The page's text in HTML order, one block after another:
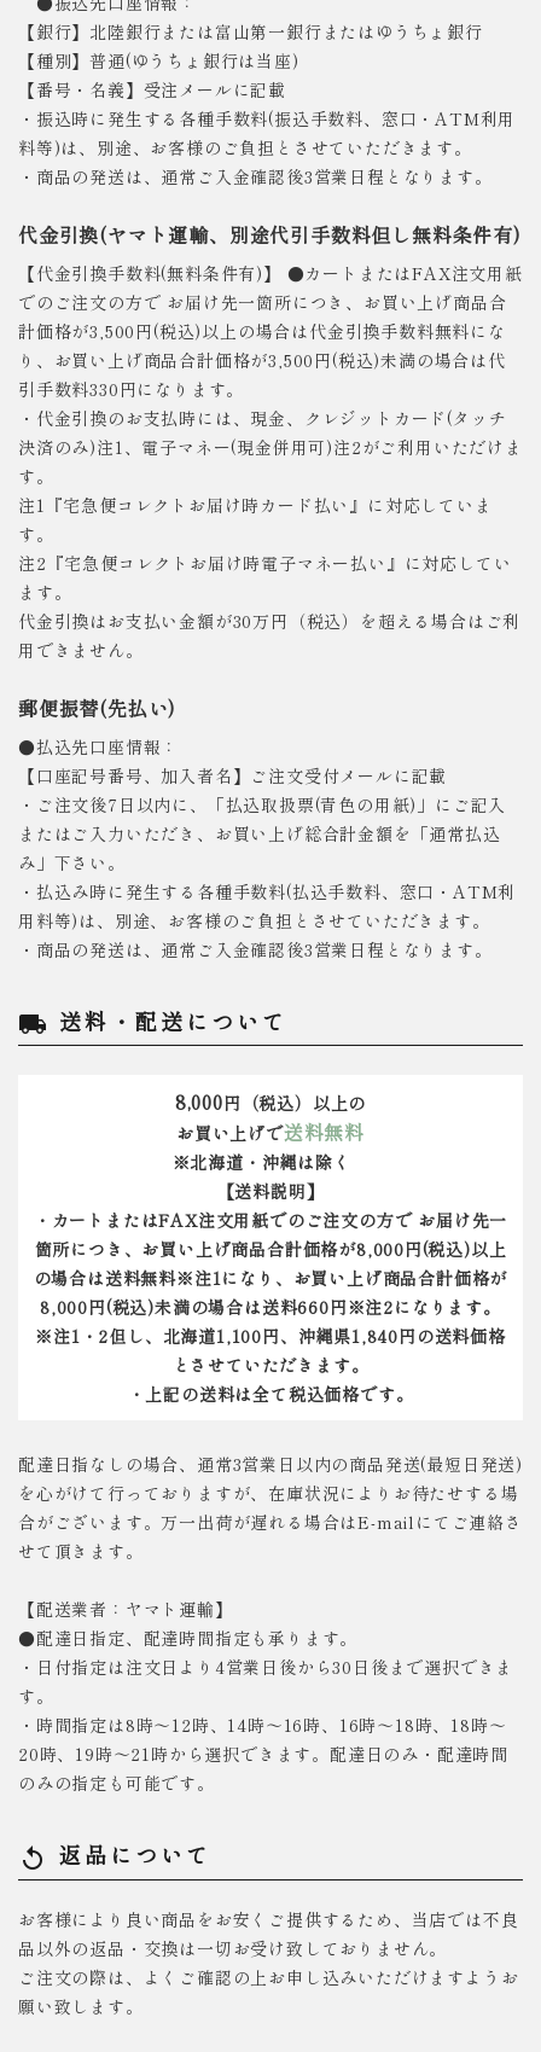
【銀行】北陸銀行または富山第一銀行またはゆうちょ銀行
【種別】普通(ゆうちょ銀行は当座)
【番号・名義】受注メールに記載
・振込時に発生する各種手数料(振込手数料、窓口・ATM利用
料等)は、別途、お客様のご負担とさせていただきます。
・商品の発送は、通常ご入金確認後3営業日程となります。
代金引換(ヤマト運輸、別途代引手数料但し無料条件有)
【代金引換手数料(無料条件有)】 ●カートまたはFAX注文用紙
でのご注文の方で お届け先一箇所につき、お買い上げ商品合
計価格が3,500円(税込)以上の場合は代金引換手数料無料にな
り、お買い上げ商品合計価格が3,500円(税込)未満の場合は代
引手数料330円になります。
・代金引換のお支払時には、現金、クレジットカード(タッチ
決済のみ)注1、電子マネー(現金併用可)注2がご利用いただけま
す。
注1『宅急便コレクトお届け時カード払い』に対応していま
す。
注2『宅急便コレクトお届け時電子マネー払い』に対応してい
ます。
代金引換はお支払い金額が30万円（税込）を超える場合はご利
用できません。
郵便振替(先払い)
●払込先口座情報：
【口座記号番号、加入者名】ご注文受付メールに記載
・ご注文後7日以内に、「払込取扱票(青色の用紙)」にご記入
またはご入力いただき、お買い上げ総合計金額を「通常払込
み」下さい。
・払込み時に発生する各種手数料(払込手数料、窓口・ATM利
用料等)は、別途、お客様のご負担とさせていただきます。
・商品の発送は、通常ご入金確認後3営業日程となります。
local_shipping 送料・配送について
8,000円（税込）以上の
お買い上げで送料無料
※北海道・沖縄は除く
【送料説明】
・カートまたはFAX注文用紙でのご注文の方で お届け先一
箇所につき、お買い上げ商品合計価格が8,000円(税込)以上
の場合は送料無料※注1になり、お買い上げ商品合計価格が
8,000円(税込)未満の場合は送料660円※注2になります。
※注1・2但し、北海道1,100円、沖縄県1,840円の送料価格
とさせていただきます。
・上記の送料は全て税込価格です。
配達日指なしの場合、通常3営業日以内の商品発送(最短日発送)
を心がけて行っておりますが、在庫状況によりお待たせする場
合がございます。万一出荷が遅れる場合はE-mailにてご連絡さ
せて頂きます。
【配送業者：ヤマト運輸】
●配達日指定、配達時間指定も承ります。
・日付指定は注文日より4営業日後から30日後まで選択できま
す。
・時間指定は8時～12時、14時～16時、16時～18時、18時～
20時、19時～21時から選択できます。配達日のみ・配達時間
のみの指定も可能です。
replay 返品について
お客様により良い商品をお安くご提供するため、当店では不良
品以外の返品・交換は一切お受け致しておりません。
ご注文の際は、よくご確認の上お申し込みいただけますようお
願い致します。